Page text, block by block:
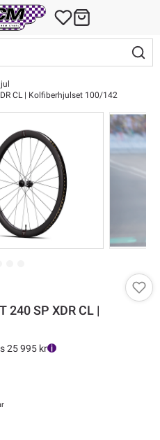
CL | Kolfiberhjulset 100/142
240 SP XDR CL |
25 995 kr